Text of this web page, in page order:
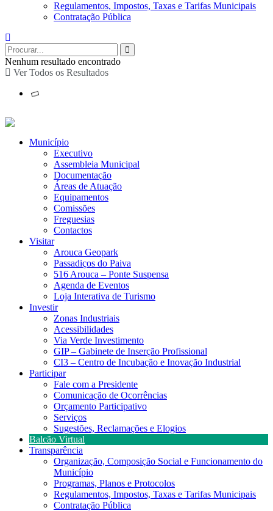
Regulamentos, Impostos, Taxas e Tarifas Municipais
Contratação Pública
Nenhum resultado encontrado
Ver Todos os Resultados
Município
Executivo
Assembleia Municipal
Documentação
Áreas de Atuação
Equipamentos
Comissões
Freguesias
Contactos
Visitar
Arouca Geopark
Passadiços do Paiva
516 Arouca – Ponte Suspensa
Agenda de Eventos
Loja Interativa de Turismo
Investir
Zonas Industriais
Acessibilidades
Via Verde Investimento
GIP – Gabinete de Inserção Profissional
CI3 – Centro de Incubação e Inovação Industrial
Participar
Fale com a Presidente
Comunicação de Ocorrências
Orçamento Participativo
Serviços
Sugestões, Reclamações e Elogios
Balcão Virtual
Transparência
Organização, Composição Social e Funcionamento do
Município
Programas, Planos e Protocolos
Regulamentos, Impostos, Taxas e Tarifas Municipais
Contratação Pública